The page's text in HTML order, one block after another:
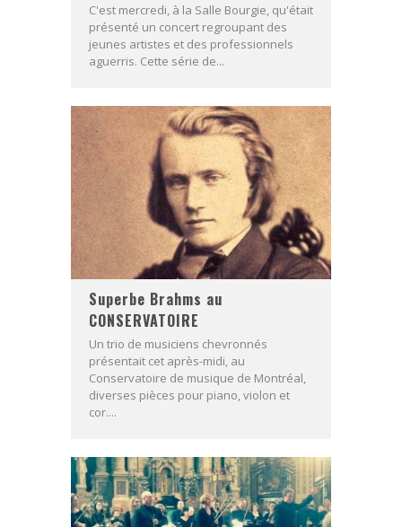
C'est mercredi, à la Salle Bourgie, qu'était
présenté un concert regroupant des
jeunes artistes et des professionnels
aguerris. Cette série de...
Superbe Brahms au
CONSERVATOIRE
Un trio de musiciens chevronnés
présentait cet après-midi, au
Conservatoire de musique de Montréal,
diverses pièces pour piano, violon et
cor....